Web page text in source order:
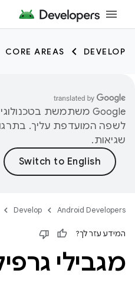
DEVELOP
CORE AREAS
לשפה המועדפת עליך.
שגיאות.
Android Developers
Develop
המידע עזר לך?
מגבילי